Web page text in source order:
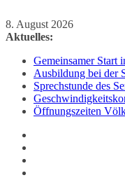
Zum
Inhalt
8. August 2026
Aktuelles:
Gemeinsamer Start
Ausbildung bei der
Sprechstunde des
Öffnungszeiten